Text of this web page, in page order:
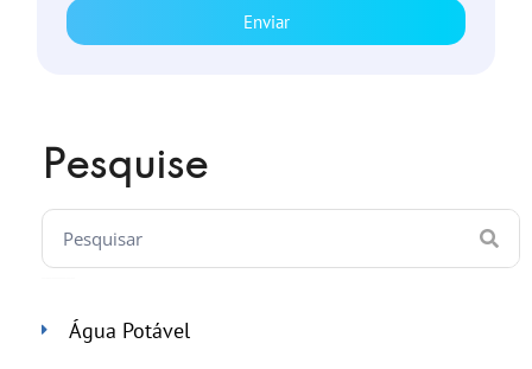
Enviar
Pesquise
Água Potável